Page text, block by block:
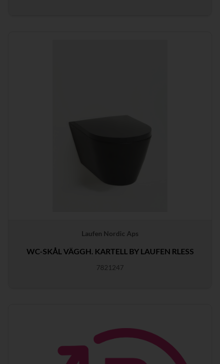
Laufen Nordic Aps
WC-SKÅL VÄGGH. KARTELL BY LAUFEN RLESS
7821247